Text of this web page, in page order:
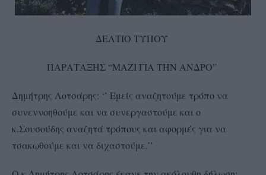
ΔΕΛΤΙΟ ΤΥΠΟΥ
ΠΑΡΑΤΑΞΗΣ “ΜΑΖΙ ΓΙΑ ΤΗΝ ΑΝΔΡΟ”
Δημήτρης Λοτσάρης: ‘’ Εμείς αναζητούμε τρόπο να
συνεννοηθούμε και να συνεργαστούμε και ο
κ.Σουσούδης αναζητά τρόπους και αφορμές για να
τσακωθούμε και να διχαστούμε.’’